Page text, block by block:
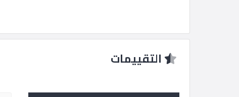
التقييمات